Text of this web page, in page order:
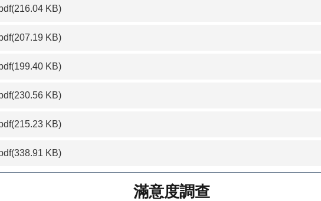
KB)
KB)
KB)
KB)
KB)
KB)
滿意度調查